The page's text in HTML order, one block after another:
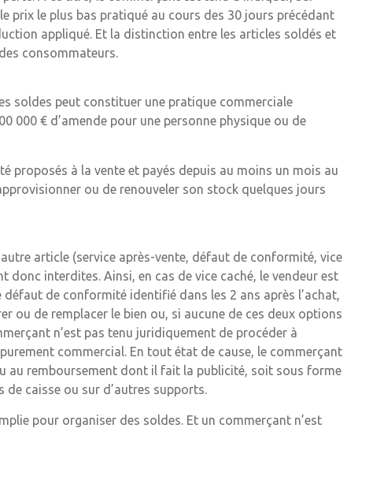
prix le plus bas pratiqué au cours des 30 jours précédant
appliqué. Et la distinction entre les articles soldés et
consommateurs.
soldes peut constituer une pratique commerciale
000 € d’amende pour une personne physique ou de
proposés à la vente et payés depuis au moins un mois au
ou de renouveler son stock quelques jours
article (service après-vente, défaut de conformité, vice
interdites. Ainsi, en cas de vice caché, le vendeur est
de conformité identifié dans les 2 ans après l’achat,
ou de remplacer le bien ou, si aucune de ces deux options
n’est pas tenu juridiquement de procéder à
commercial. En tout état de cause, le commerçant
au remboursement dont il fait la publicité, soit sous forme
caisse ou sur d’autres supports.
pour organiser des soldes. Et un commerçant n’est